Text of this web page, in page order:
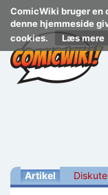
ComicWiki bruger en
denne hjemmeside
cookies.
Læs mere
Artikel